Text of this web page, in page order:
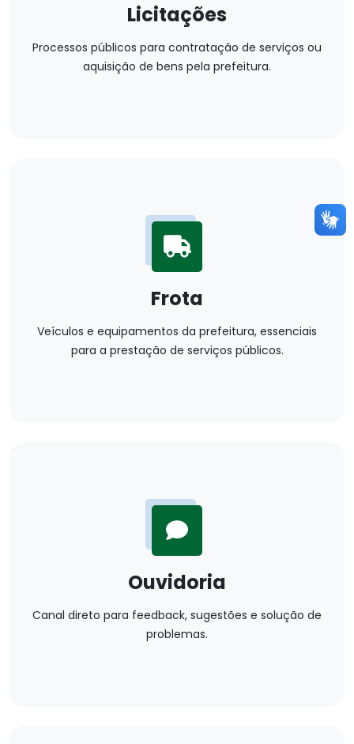
Licitações
Processos públicos para contratação de serviços ou
aquisição de bens pela prefeitura.
Frota
Veículos e equipamentos da prefeitura, essenciais
para a prestação de serviços públicos.
Ouvidoria
Canal direto para feedback, sugestões e solução de
problemas.